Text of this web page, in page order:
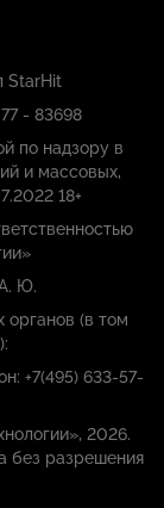
StarHit
- 83698
по надзору в
и массовых,
18+
Ю.
органов (в том
+7(495) 633-57-
2026.
без разрешения